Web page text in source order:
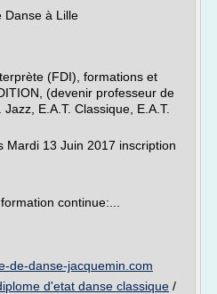
Danse à Lille
(FDI), formations et
(devenir professeur de
E.A.T. Classique, E.A.T.
13 Juin 2017 inscription
continue:...
de-danse-jacquemin.com
d'etat danse classique /